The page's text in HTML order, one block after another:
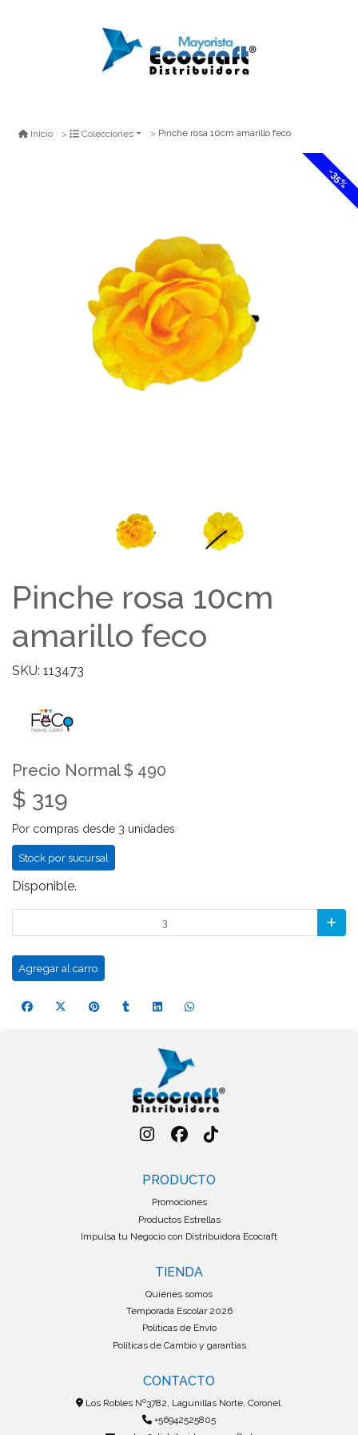
Inicio Colecciones Pinche rosa 10cm amarillo feco
-35%
Pinche rosa 10cm
amarillo feco
SKU: 113473
Precio Normal $ 490
$ 319
Por compras desde 3 unidades
Stock por sucursal
Disponible.
Agregar al carro
PRODUCTO
Promociones
Productos Estrellas
Impulsa tu Negocio con Distribuidora Ecocraft
TIENDA
Quiénes somos
Temporada Escolar 2026
Políticas de Envío
Políticas de Cambio y garantías
CONTACTO
Los Robles Nº3782, Lagunillas Norte, Coronel.
+56942525805